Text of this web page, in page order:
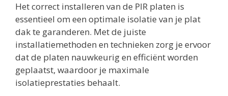
Het correct installeren van de PIR platen is
essentieel om een optimale isolatie van je plat
dak te garanderen. Met de juiste
installatiemethoden en technieken zorg je ervoor
dat de platen nauwkeurig en efficiënt worden
geplaatst, waardoor je maximale
isolatieprestaties behaalt.